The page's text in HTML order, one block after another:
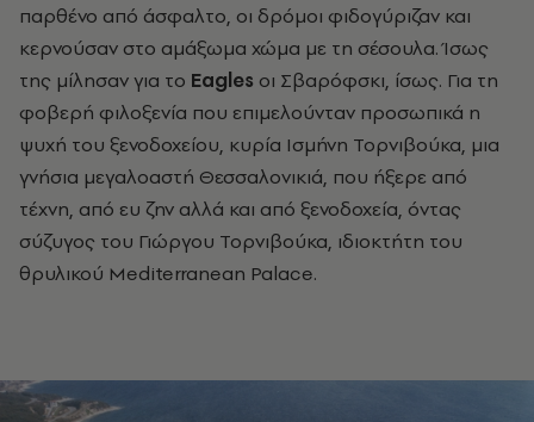
παρθένο από άσφαλτο, οι δρόμοι φιδογύριζαν και
κερνούσαν στο αμάξωμα χώμα με τη σέσουλα. Ίσως
της μίλησαν για το Eagles οι Σβαρόφσκι, ίσως. Για τη
φοβερή φιλοξενία που επιμελούνταν προσωπικά η
ψυχή του ξενοδοχείου, κυρία Ισμήνη Τορνιβούκα, μια
γνήσια μεγαλοαστή Θεσσαλονικιά, που ήξερε από
τέχνη, από ευ ζην αλλά και από ξενοδοχεία, όντας
σύζυγος του Γιώργου Τορνιβούκα, ιδιοκτήτη του
θρυλικού Mediterranean Palace.